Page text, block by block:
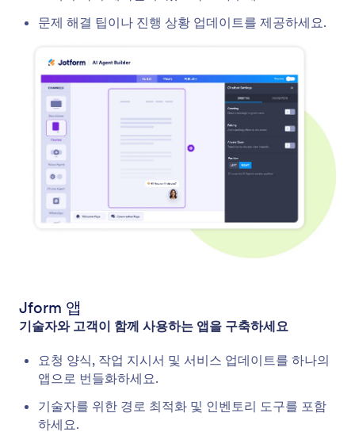
문제 해결 팁이나 진행 상황 업데이트를 제공하세요.
Jform 앱
기술자와 고객이 함께 사용하는 앱을 구축하세요
요청 양식, 작업 지시서 및 서비스 업데이트를 하나의
앱으로 번들화하세요.
기술자를 위한 경로 최적화 및 인벤토리 도구를 포함
하세요.